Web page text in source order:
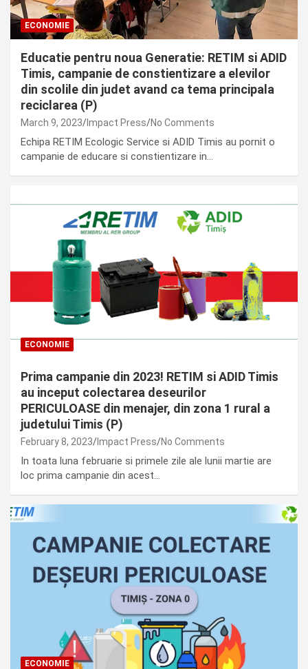
ECONOMIE
Educatie pentru noua Generatie: RETIM si ADID
Timis, campanie de constientizare a elevilor
din scolile din judet avand ca tema principala
reciclarea (P)
March 9, 2023 Impact Press No Comments
Echipa RETIM Ecologic Service si ADID Timis au pornit o
campanie de educare si constientizare in…
ECONOMIE
Prima campanie din 2023! RETIM si ADID Timis
au inceput colectarea deseurilor
PERICULOASE din menajer, din zona 1 rural a
judetului Timis (P)
February 8, 2023 Impact Press No Comments
In toata luna februarie si primele zile ale lunii martie are
loc prima campanie din acest…
ECONOMIE